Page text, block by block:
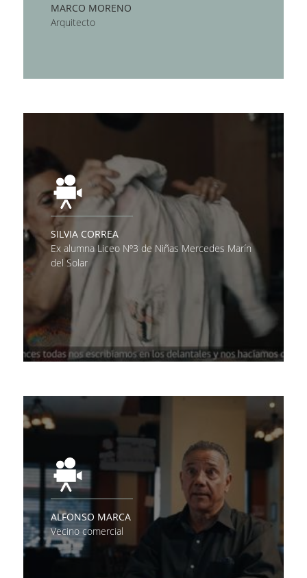
MARCO MORENO
Arquitecto
SILVIA CORREA
Ex alumna Liceo Nº3 de Niñas Mercedes Marín
del Solar
ALFONSO MARCA
Vecino comercial